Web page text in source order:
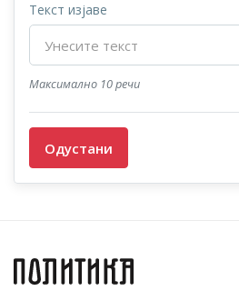
Текст изјаве
Максимално 10 речи
Одустани